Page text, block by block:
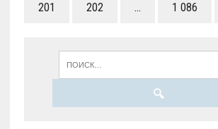
201 202 … 1 086